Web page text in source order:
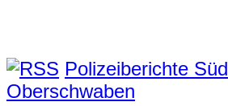
Polizeiberichte Süd
Oberschwaben